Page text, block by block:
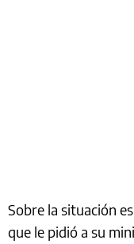
Sobre la situación
que le pidió a su